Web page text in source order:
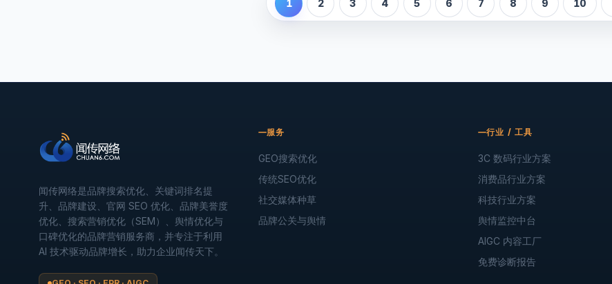
1 2 3 4 5 6 7 8 9 10
闻传网络是品牌搜索优化、关键词排名提
升、品牌建设、官网 SEO 优化、品牌美誉度
优化、搜索营销优化（SEM）、舆情优化与
口碑优化的品牌营销服务商，并专注于利用
AI 技术驱动品牌增长，助力企业闻传天下。
服务
GEO搜索优化
传统SEO优化
社交媒体种草
品牌公关与舆情
行业 / 工具
3C 数码行业方案
消费品行业方案
科技行业方案
舆情监控中台
AIGC 内容工厂
免费诊断报告